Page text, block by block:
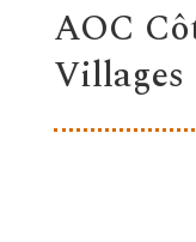
AOC
Villages